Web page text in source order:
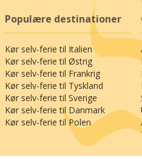
(84 km), beliggende syd
Jönköping. Men året
Glasriket med
glashytter en af
attraktioner: Besøg
Outlet (60 km), hvor I kan
og efterfølgende købe
Gå heller ikke glip af et
Möbelriket, hvor I kan
km) og Värnamos (64
designklassikere. Se
Populære destinationer
Kør selv-ferie til Italien
Kør selv-ferie til Østrig
Kør selv-ferie til Frankrig
Kør selv-ferie til Tyskland
Kør selv-ferie til Sverige
Kør selv-ferie til Danmark
Kør selv-ferie til Polen